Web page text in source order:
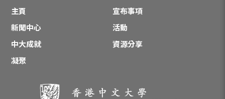
主頁
宣布事項
新聞中心
活動
中大成就
資源分享
凝聚